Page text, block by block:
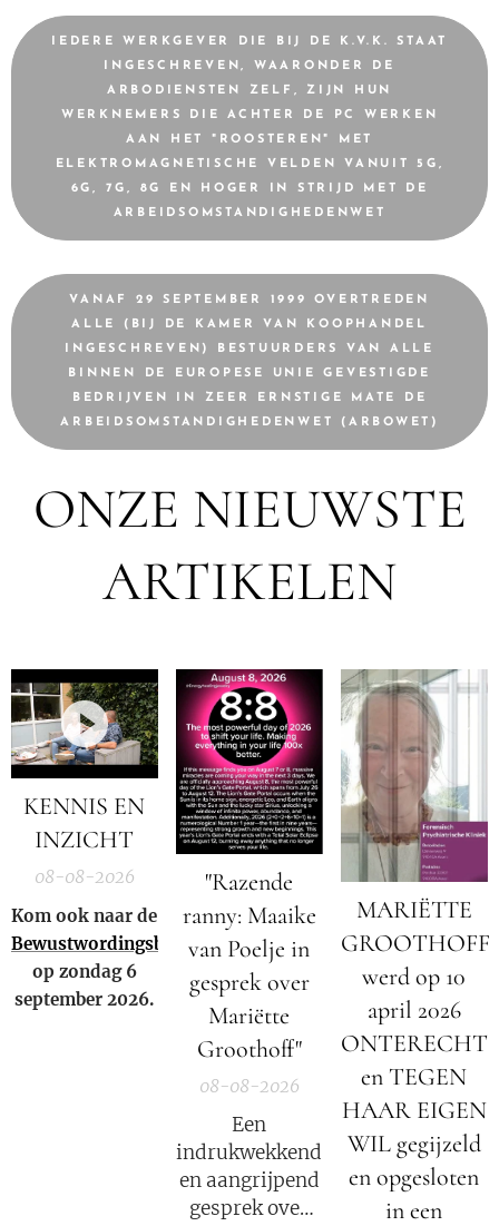
IEDERE WERKGEVER DIE BIJ DE K.V.K. STAAT
INGESCHREVEN, WAARONDER DE
ARBODIENSTEN ZELF, ZIJN HUN
WERKNEMERS DIE ACHTER DE PC WERKEN
AAN HET "ROOSTEREN" MET
ELEKTROMAGNETISCHE VELDEN VANUIT 5G,
6G, 7G, 8G EN HOGER IN STRIJD MET DE
ARBEIDSOMSTANDIGHEDENWET
VANAF 29 SEPTEMBER 1999 OVERTREDEN
ALLE (BIJ DE KAMER VAN KOOPHANDEL
INGESCHREVEN) BESTUURDERS VAN ALLE
BINNEN DE EUROPESE UNIE GEVESTIGDE
BEDRIJVEN IN ZEER ERNSTIGE MATE DE
ARBEIDSOMSTANDIGHEDENWET (ARBOWET)
ONZE NIEUWSTE
ARTIKELEN
KENNIS EN
INZICHT
08-08-2026
Kom ook naar de
Bewustwordingsbeurs
op zondag 6
september 2026.
"Razende
ranny: Maaike
van Poelje in
gesprek over
Mariëtte
Groothoff"
08-08-2026
Een
indrukwekkend
en aangrijpend
gesprek over
MARIËTTE
GROOTHOFF
werd op 10
april 2026
ONTERECHT
en TEGEN
HAAR EIGEN
WIL gegijzeld
en opgesloten
in een